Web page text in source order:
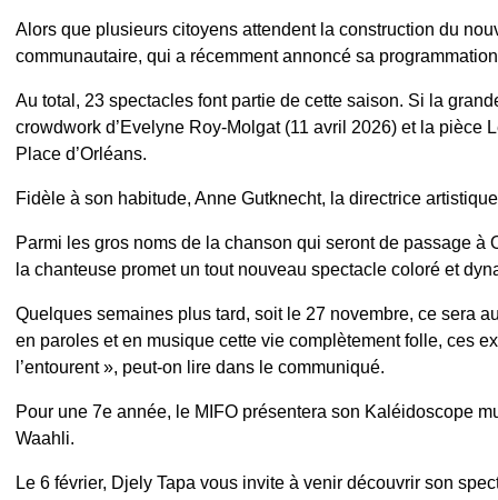
Alors que plusieurs citoyens attendent la construction du
communautaire, qui a récemment annoncé sa
Au total, 23 spectacles font partie de cette saison. Si la
crowdwork d’Evelyne Roy-Molgat (11 avril 2026) et la
Place d’Orléans.
Fidèle à son habitude, Anne Gutknecht, la directrice
Parmi les gros noms de la chanson qui seront de passage
la chanteuse promet un tout nouveau spectacle coloré et
Quelques semaines plus tard, soit le 27 novembre, ce sera
en paroles et en musique cette vie complètement folle, ces
l’entourent », peut-on lire dans le communiqué.
Pour une 7e année, le MIFO présentera son Kaléidoscope
Waahli.
Le 6 février, Djely Tapa vous invite à venir découvrir son